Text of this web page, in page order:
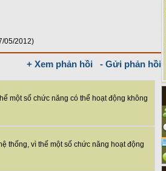
05/2012)
+ Xem phản hồi - Gửi phản hồi
một số chức năng có thể hoạt động không
thống, vì thế một số chức năng hoạt động